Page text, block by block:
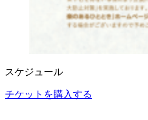
スケジュール
チケットを購入する